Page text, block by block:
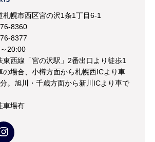
札幌市西区宮の沢1条1丁目6-1
8360
8377
20:00
東西線「宮の沢駅」2番出口より徒歩1
の場合、小樽方面から札幌西ICより車
。旭川・千歳方面から新川ICより車で
車場有